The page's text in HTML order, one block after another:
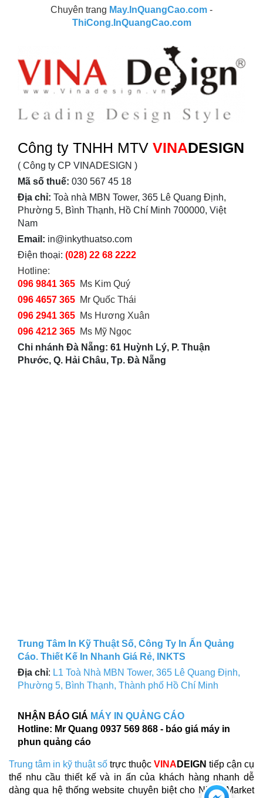
Chuyên trang May.InQuangCao.com -
ThiCong.InQuangCao.com
Công ty TNHH MTV VINADESIGN
( Công ty CP VINADESIGN )
Mã số thuế: 030 567 45 18
Địa chỉ: Toà nhà MBN Tower, 365 Lê Quang Định,
Phường 5, Bình Thạnh, Hồ Chí Minh 700000, Việt
Nam
Email: in@inkythuatso.com
Điện thoại: (028) 22 68 2222
Hotline:
096 9841 365 Ms Kim Quý
096 4657 365 Mr Quốc Thái
096 2941 365 Ms Hương Xuân
096 4212 365 Ms Mỹ Ngọc
Chi nhánh Đà Nẵng: 61 Huỳnh Lý, P. Thuận
Phước, Q. Hải Châu, Tp. Đà Nẵng
Trung Tâm In Kỹ Thuật Số, Công Ty In Ấn Quảng
Cáo. Thiết Kế In Nhanh Giá Rẻ, INKTS
Địa chỉ: L1 Toà Nhà MBN Tower, 365 Lê Quang Định,
Phường 5, Bình Thạnh, Thành phố Hồ Chí Minh
NHẬN BÁO GIÁ MÁY IN QUẢNG CÁO
Hotline: Mr Quang 0937 569 868 - báo giá máy in
phun quảng cáo
Trung tâm in kỹ thuật số trực thuộc VINA DEIGN tiếp cận cụ
thể nhu cầu thiết kế và in ấn của khách hàng nhanh dễ
dàng qua hệ thống website chuyên biệt cho Niche Market